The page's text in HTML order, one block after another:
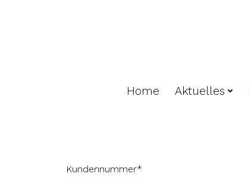
Home Aktuelles
Kundennummer*